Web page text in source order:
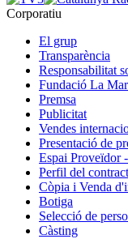
Corporatiu
El grup
Transparència
Responsabilitat
Fundació La
Premsa
Publicitat
Vendes
Presentació de
Espai Proveïdor
Perfil del
Còpia i Venda
Botiga
Selecció de
Càsting